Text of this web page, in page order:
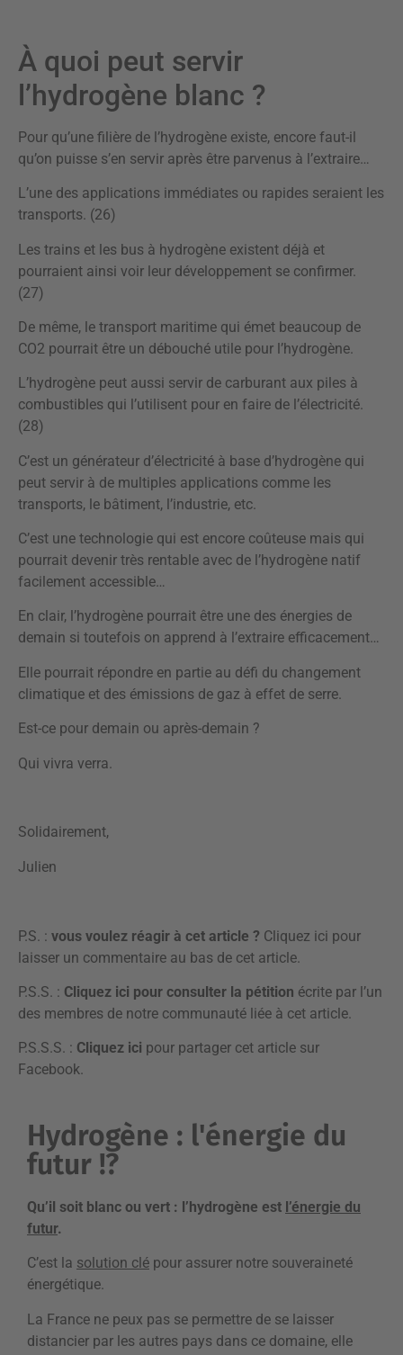
À quoi peut servir
l’hydrogène blanc ?
Pour qu’une filière de l’hydrogène existe, encore faut-il
qu’on puisse s’en servir après être parvenus à l’extraire…
L’une des applications immédiates ou rapides seraient les
transports. (26)
Les trains et les bus à hydrogène existent déjà et
pourraient ainsi voir leur développement se confirmer.
(27)
De même, le transport maritime qui émet beaucoup de
CO2 pourrait être un débouché utile pour l’hydrogène.
L’hydrogène peut aussi servir de carburant aux piles à
combustibles qui l’utilisent pour en faire de l’électricité.
(28)
C’est un générateur d’électricité à base d’hydrogène qui
peut servir à de multiples applications comme les
transports, le bâtiment, l’industrie, etc.
C’est une technologie qui est encore coûteuse mais qui
pourrait devenir très rentable avec de l’hydrogène natif
facilement accessible…
En clair, l’hydrogène pourrait être une des énergies de
demain si toutefois on apprend à l’extraire efficacement…
Elle pourrait répondre en partie au défi du changement
climatique et des émissions de gaz à effet de serre.
Est-ce pour demain ou après-demain ?
Qui vivra verra.
Solidairement,
Julien
P.S. : vous voulez réagir à cet article ? Cliquez ici pour
laisser un commentaire au bas de cet article.
P.S.S. : Cliquez ici pour consulter la pétition écrite par l’un
des membres de notre communauté liée à cet article.
P.S.S.S. : Cliquez ici pour partager cet article sur
Facebook.
Hydrogène : l'énergie du
futur !?
Qu’il soit blanc ou vert : l’hydrogène est l’énergie du
futur.
C’est la solution clé pour assurer notre souveraineté
énergétique.
La France ne peux pas se permettre de se laisser
distancier par les autres pays dans ce domaine, elle